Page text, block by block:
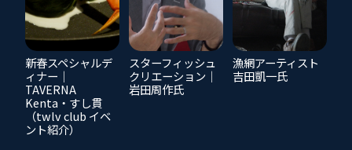
新春スペシャルデ
ィナー｜
TAVERNA
Kenta・すし貫
（twlv club イベ
ント紹介）
スターフィッシュ
クリエーション｜
岩田周作氏
漁網アーティスト
吉田凱一氏